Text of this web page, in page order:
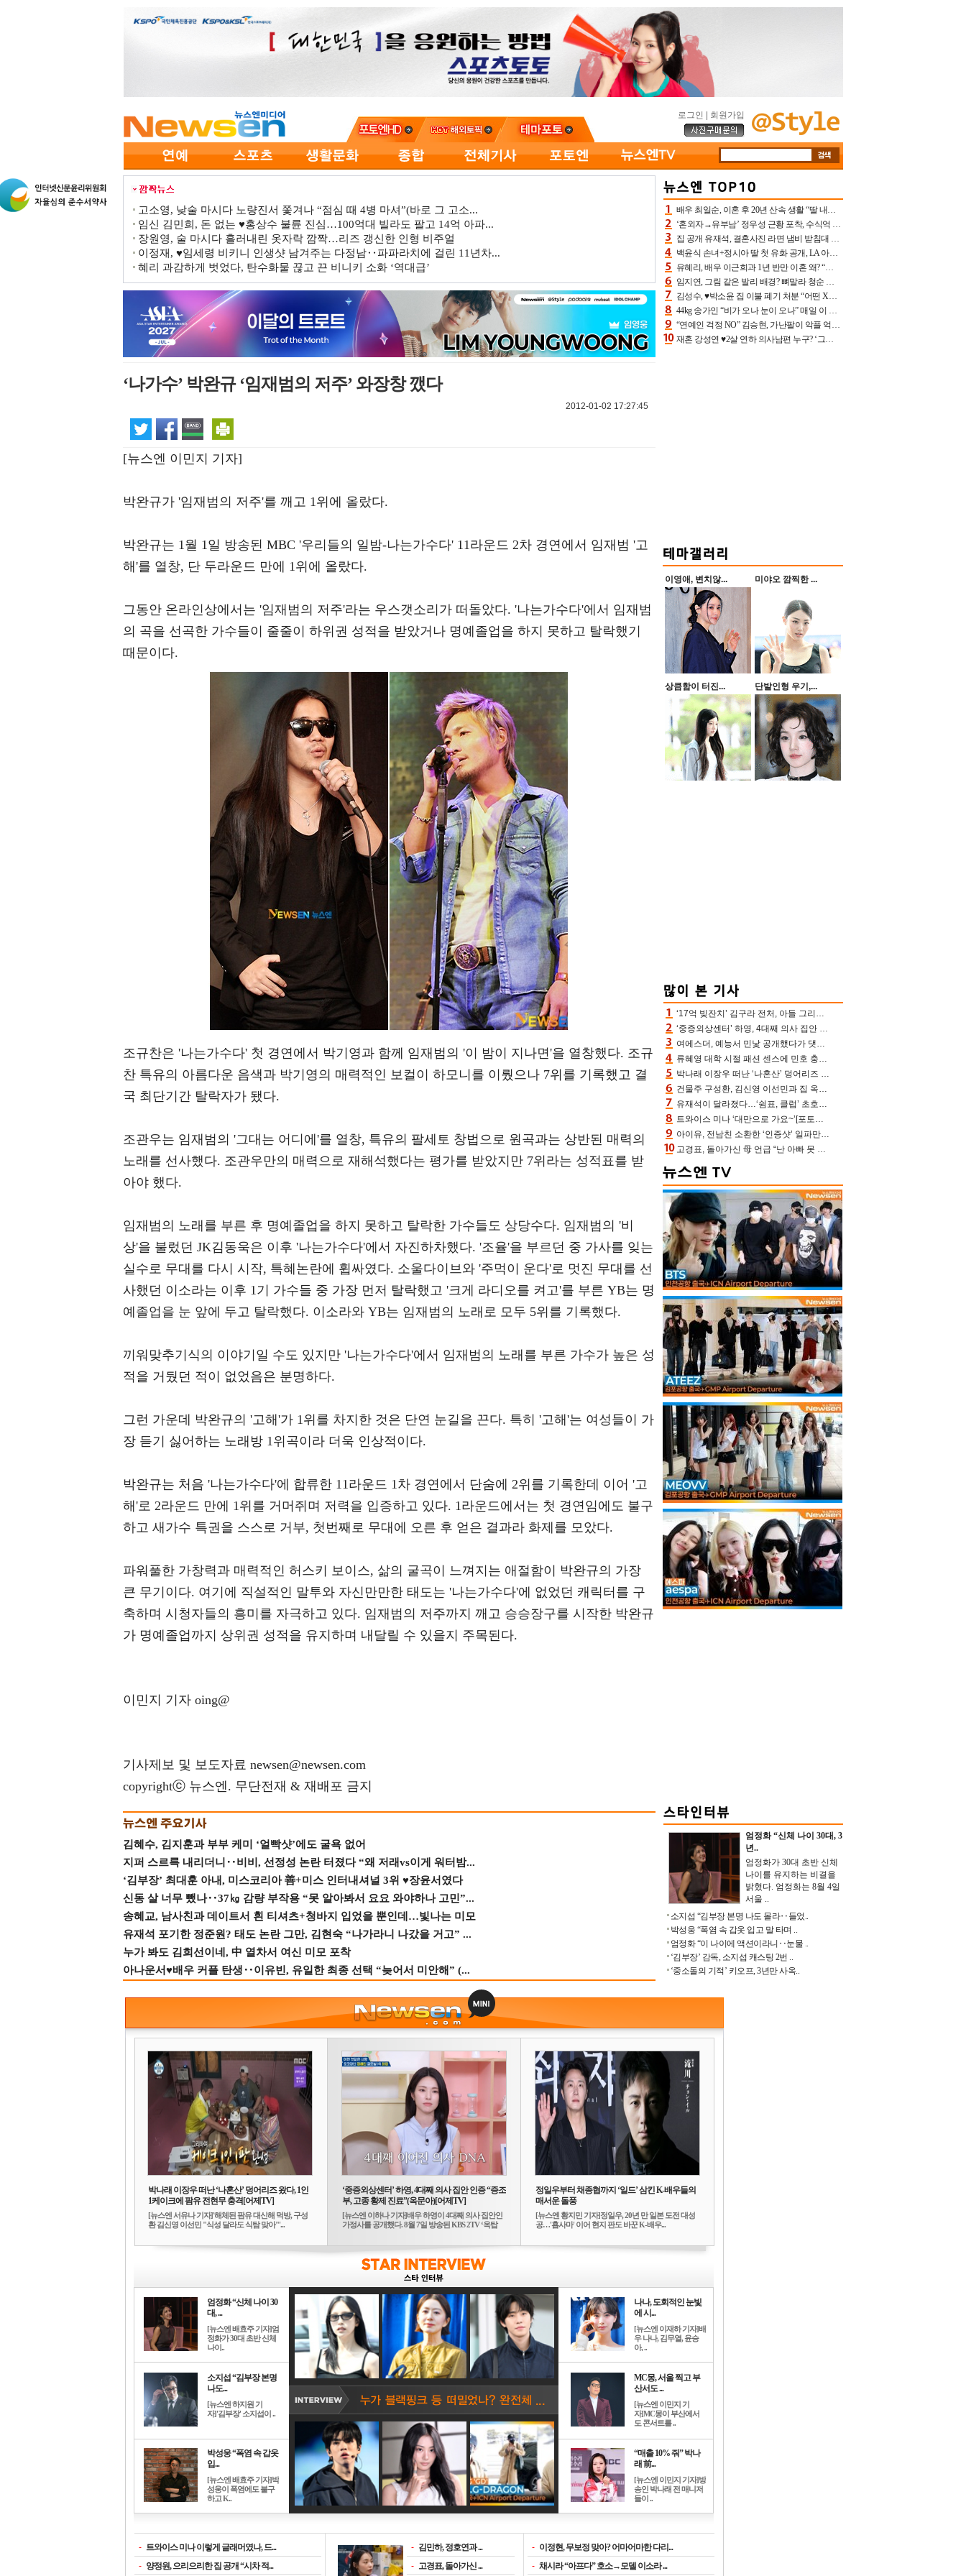
로그인 회원가입
고소영, 낮술 마시다 노량진서 쫓겨나 “점심 때 4병 마셔”(바로 그 고소...
임신 김민희, 돈 없는 ♥홍상수 불륜 진심…100억대 빌라도 팔고 14억 아파...
장원영, 술 마시다 흘러내린 옷자락 깜짝…리즈 갱신한 인형 비주얼
이정재, ♥임세령 비키니 인생샷 남겨주는 다정남‥파파라치에 걸린 11년차...
혜리 과감하게 벗었다, 탄수화물 끊고 끈 비니키 소화 ‘역대급’
‘나가수’ 박완규 ‘임재범의 저주’ 와장창 깼다
2012-01-02 17:27:45
[뉴스엔 이민지 기자]
박완규가 '임재범의 저주'를 깨고 1위에 올랐다.
박완규는 1월 1일 방송된 MBC '우리들의 일밤-나는가수다' 11라운드 2차 경연에서 임재범 '고
해'를 열창, 단 두라운드 만에 1위에 올랐다.
그동안 온라인상에서는 '임재범의 저주'라는 우스갯소리가 떠돌았다. '나는가수다'에서 임재범
의 곡을 선곡한 가수들이 줄줄이 하위권 성적을 받았거나 명예졸업을 하지 못하고 탈락했기
때문이다.
조규찬은 '나는가수다' 첫 경연에서 박기영과 함께 임재범의 '이 밤이 지나면'을 열창했다. 조규
찬 특유의 아름다운 음색과 박기영의 매력적인 보컬이 하모니를 이뤘으나 7위를 기록했고 결
국 최단기간 탈락자가 됐다.
조관우는 임재범의 '그대는 어디에'를 열창, 특유의 팔세토 창법으로 원곡과는 상반된 매력의
노래를 선사했다. 조관우만의 매력으로 재해석했다는 평가를 받았지만 7위라는 성적표를 받
아야 했다.
임재범의 노래를 부른 후 명예졸업을 하지 못하고 탈락한 가수들도 상당수다. 임재범의 '비
상'을 불렀던 JK김동욱은 이후 '나는가수다'에서 자진하차했다. '조율'을 부르던 중 가사를 잊는
실수로 무대를 다시 시작, 특혜논란에 휩싸였다. 소울다이브와 '주먹이 운다'로 멋진 무대를 선
사했던 이소라는 이후 1기 가수들 중 가장 먼저 탈락했고 '크게 라디오를 켜고'를 부른 YB는 명
예졸업을 눈 앞에 두고 탈락했다. 이소라와 YB는 임재범의 노래로 모두 5위를 기록했다.
끼워맞추기식의 이야기일 수도 있지만 '나는가수다'에서 임재범의 노래를 부른 가수가 높은 성
적을 거뒀던 적이 없었음은 분명하다.
그런 가운데 박완규의 '고해'가 1위를 차지한 것은 단연 눈길을 끈다. 특히 '고해'는 여성들이 가
장 듣기 싫어하는 노래방 1위곡이라 더욱 인상적이다.
박완규는 처음 '나는가수다'에 합류한 11라운드 1차 경연에서 단숨에 2위를 기록한데 이어 '고
해'로 2라운드 만에 1위를 거머쥐며 저력을 입증하고 있다. 1라운드에서는 첫 경연임에도 불구
하고 새가수 특권을 스스로 거부, 첫번째로 무대에 오른 후 얻은 결과라 화제를 모았다.
파워풀한 가창력과 매력적인 허스키 보이스, 삶의 굴곡이 느껴지는 애절함이 박완규의 가장
큰 무기이다. 여기에 직설적인 말투와 자신만만한 태도는 '나는가수다'에 없었던 캐릭터를 구
축하며 시청자들의 흥미를 자극하고 있다. 임재범의 저주까지 깨고 승승장구를 시작한 박완규
가 명예졸업까지 상위권 성적을 유지하며 내달릴 수 있을지 주목된다.
이민지 기자 oing@
기사제보 및 보도자료 newsen@newsen.com
copyrightⓒ 뉴스엔. 무단전재 & 재배포 금지
김혜수, 김지훈과 부부 케미 ‘얼빡샷’에도 굴욕 없어
지퍼 스르륵 내리더니‥비비, 선정성 논란 터졌다 “왜 저래vs이게 워터밤...
‘김부장’ 최대훈 아내, 미스코리아 善+미스 인터내셔널 3위 ♥장윤서였다
신동 살 너무 뺐나‥37㎏ 감량 부작용 “못 알아봐서 요요 와야하나 고민”...
송혜교, 남사친과 데이트서 흰 티셔츠+청바지 입었을 뿐인데…빛나는 미모
유재석 포기한 정준원? 태도 논란 그만, 김현숙 “나가라니 나갔을 거고” ...
누가 봐도 김희선이네, 中 열차서 여신 미모 포착
아나운서♥배우 커플 탄생‥이유빈, 유일한 최종 선택 “늦어서 미안해” (...
배우 최일순, 이혼 후 20년 산속 생활 “딸 내가 버렸다고 원망‥맘 아파”(특종)[어제TV]
‘혼외자→유부남’ 정우성 근황 포착, 수식억 해킹 피해 후배 만났다 “존경하는”
집 공개 유재석, 결혼사진 라면 냄비 받침대 되고 분노‥가족사진도 피해(놀뭐)[어제TV]
백윤식 손녀+정시아 딸 첫 유화 공개, LA 아트쇼→서울국제조각페스타 작가다운 수준급 실력
유혜리, 배우 이근희과 1년 반만 이혼 왜? “식칼 꽂고 의자 던져” 충격 폭로(특종)[어제TV]
임지연, 그림 같은 발리 배경? 뼈말라 청순 비키니 핏에 상대 안 되네
김성수, ♥박소윤 집 이불 폐기 처분 “어떤 X이랑 썼을지 몰라” 질투(신랑수업2)[어제TV]
44kg 송가인 “비가 오나 눈이 오나” 매일 이 운동, 허벅지 근육량 상승+체지방 감소
“연예인 걱정 NO” 김승현, 가난팔이 악플 억울할만‥아내+딸과 日 여행
재혼 강성연 ♥2살 연하 의사남편 누구? ‘그알’ 자문의에 훈남 비주얼 초엘리트 스펙 [종합]
이영애, 변치않... 미야오 깜찍한 ...
상큼함이 터진... 단발인형 우기,...
‘17억 빚잔치’ 김구라 전처, 아들 그리는 “나 뿐인데” 친엄마 챙기는 효심 눈길
‘중증외상센터’ 하영, 4대째 의사 집안 인증 “증조부, 고종 황제 진료”(옥문아)[어제TV]
여에스더, 예능서 민낯 공개했다가 댓글에 충격 “눈 왜 저렇게 처졌냐고”(에스더TV)
류혜영 대학 시절 패션 센스에 민호 충격 “레몬색 레깅스에 다리 없는 줄”(나혼산)
박나래 이장우 떠난 ‘나혼산’ 덩어리즈 왔다, 1인 1케이크에 팜유 전현무 충격[어제TV]
건물주 구성환, 김신영 이선민과 집 옥상서 41만원 한우 파티 “화력이 성화봉송”(나혼산)
유재석이 달라졌다…‘쉼표, 클럽’ 초호화 코스에 주우재도 감탄 (놀면 뭐하니?)
트와이스 미나 ‘대만으로 가요~’[포토엔HD]
아이유, 전남친 소환한 ‘인증샷’ 일파만파 속…남사친 변우석 선물도 남겼나 ‘훈훈’
고경표, 돌아가신 母 언급 “난 아빠 못 될 듯” 족보 태운 부친 응원 뭉클(나혼산)
엄정화 “신체 나이 30대, 3
년..
엄정화가 30대 초반 신체
나이를 유지하는 비결을
밝혔다. 엄정화는 8월 4일
서울 ..
소지섭 “김부장 본명 나도 몰라‥들었..
박성웅 “폭염 속 갑옷 입고 말 타며 ..
엄정화 “이 나이에 액션이라니‥눈물 ..
‘김부장’ 감독, 소지섭 캐스팅 2번 ..
‘중소돌의 기적’ 키오프, 3년만 사옥..
박나래 이장우 떠난 ‘나혼산’ 덩어리즈 왔다, 1인
1케이크에 팜유 전현무 충격[어제TV]
[뉴스엔 서유나 기자]'해체된 팜유 대신해 먹방, 구성
환 김신영 이선민 "식성 달라도 식탐 맞아"'...
‘중증외상센터’ 하영, 4대째 의사 집안 인증 “증조
부, 고종 황제 진료”(옥문아)[어제TV]
[뉴스엔 이하나 기자]배우 하영이 4대째 의사 집안인
가정사를 공개했다. 8월 7일 방송된 KBS 2TV ‘옥탑
정일우부터 채종협까지 ‘일드’ 삼킨 K-배우들의
매서운 돌풍
[뉴스엔 황지민 기자]정일우, 20년 만 일본 도전 대성
공…'횹사마' 이어 현지 판도 바꾼 K-배우...
엄정화 “신체 나이 30
대, ...
[뉴스엔 배효주 기자]엄
정화가 30대 초반 신체
나이..
소지섭 “김부장 본명
나도...
[뉴스엔 하지원 기
자]'김부장' 소지섭이 ..
박성웅 “폭염 속 갑옷
입...
[뉴스엔 배효주 기자]박
성웅이 폭염에도 불구
하고 K..
나나, 도회적인 눈빛
에 시...
[뉴스엔 이재하 기자]배
우 나나, 김무열, 윤승
아, ..
MC몽, 서울 찍고 부
산서도 ...
[뉴스엔 이민지 기
자]MC몽이 부산에서
도 콘서트를 ..
“매출 10% 줘” 박나
래 前...
[뉴스엔 이민지 기자]방
송인 박나래 전 매니저
들이 ..
- 트와이스 미나 이렇게 글래머였나, 드...
- 양정원, 으리으리한 집 공개 “시차 적...
- 김민하, 정호연과 ...
- 고경표, 돌아가신 ...
- 이정현, 무보정 맞아? 어마어마한 다리...
- 채시라 “아프다” 호소→모델 이소라 ...